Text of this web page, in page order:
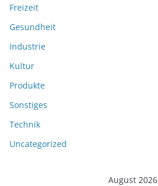
Freizeit
Gesundheit
Industrie
Kultur
Produkte
Sonstiges
Technik
Uncategorized
August 2026